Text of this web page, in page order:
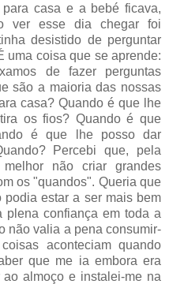
casa e a bebé ficava,
ver esse dia chegar foi
desistido de perguntar
uma coisa que se aprende:
de fazer perguntas
são a maioria das nossas
casa? Quando é que lhe
os fios? Quando é que
é que lhe posso dar
Percebi que, pela
não criar grandes
os "quandos". Queria que
estar a ser mais bem
plena confiança em toda a
não valia a pena consumir-
aconteciam quando
que me ia embora era
almoço e instalei-me na